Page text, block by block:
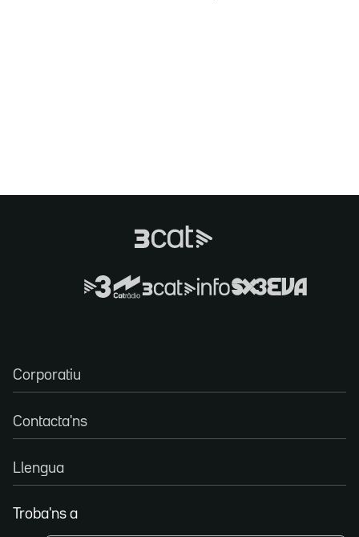
Corporatiu
Contacta'ns
Llengua
Troba'ns a